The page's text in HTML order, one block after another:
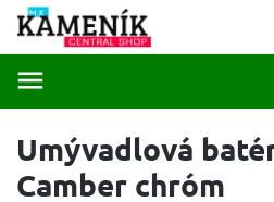
Umývadlová
Camber chróm